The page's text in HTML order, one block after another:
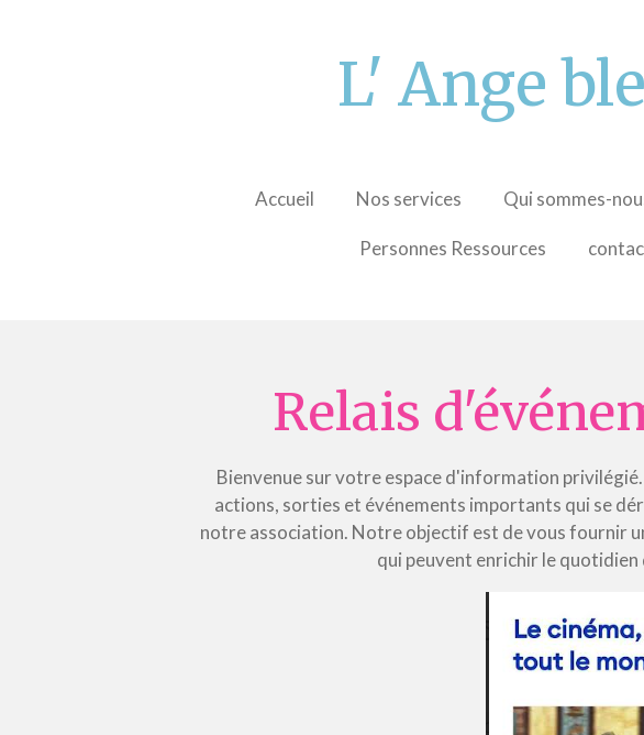
L' Ange
Accueil Nos services Qui sommes-
Personnes Ressources
Relais
Bienvenue sur votre espace d'information
actions, sorties et événements importants qui se
notre association. Notre objectif est de vous fournir
qui peuvent enrichir le